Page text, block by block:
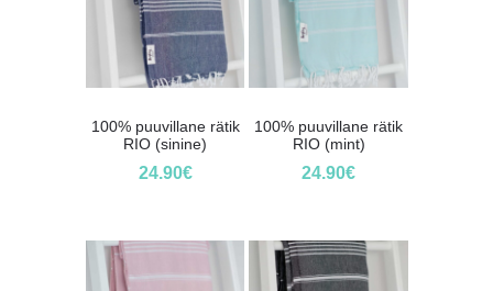
100% puuvillane rätik
RIO (sinine)
24.90€
100% puuvillane rätik
RIO (mint)
24.90€